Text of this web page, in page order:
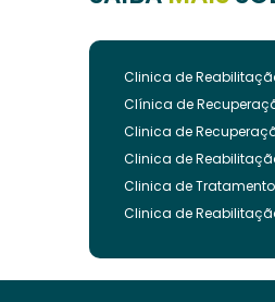
Clinica de
Clínica de
Clinica de
Clinica de
Clinica de
Clinica de